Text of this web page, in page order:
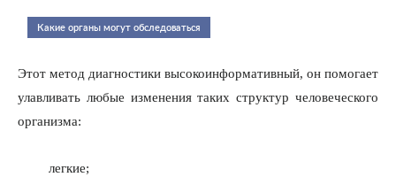
Какие органы могут обследоваться
Этот метод диагностики высокоинформативный, он помогает
улавливать любые изменения таких структур человеческого
организма:
легкие;